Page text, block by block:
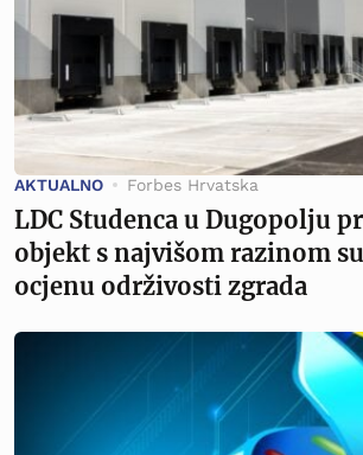
AKTUALNO Forbes Hrvatska
LDC Studenca u Dugopolju
objekt s najvišom razinom
ocjenu održivosti zgrada